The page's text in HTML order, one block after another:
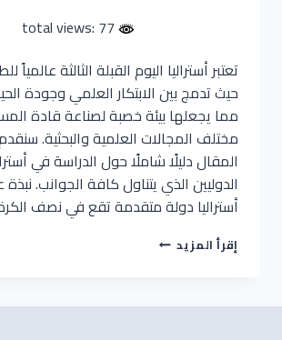
تعتبر أستراليا اليوم القبلة الثالثة عالمياً
حيث تدمج بين الابتكار العلمي وجودة
مما يجعلها بيئة خصبة لصناعة قادة
مختلف المجالات العلمية والبحثية.
المقال دليلًا شاملًا حول الدراسة في
الدوليين الذي يتناول كافة الجوانب. نبذة
أستراليا دولة متقدمة تقع في نصف
إقرأ المزيد الدراسة
|